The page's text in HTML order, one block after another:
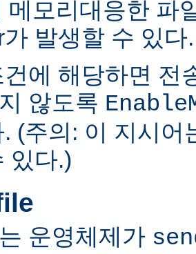
메모리대응한 파
발생할 수 있다.
에 해당하면 전
않도록
(주의: 이 지시어
있다.)
운영체제가